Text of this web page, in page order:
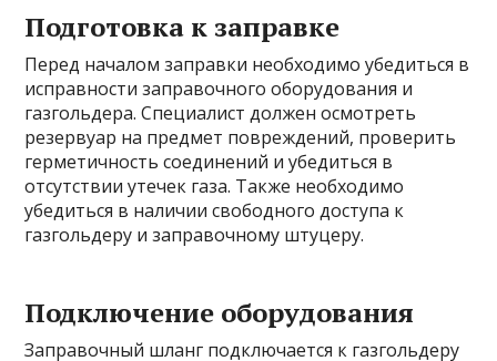
Подготовка к заправке
Перед началом заправки необходимо убедиться в
исправности заправочного оборудования и
газгольдера. Специалист должен осмотреть
резервуар на предмет повреждений, проверить
герметичность соединений и убедиться в
отсутствии утечек газа. Также необходимо
убедиться в наличии свободного доступа к
газгольдеру и заправочному штуцеру.
Подключение оборудования
Заправочный шланг подключается к газгольдеру